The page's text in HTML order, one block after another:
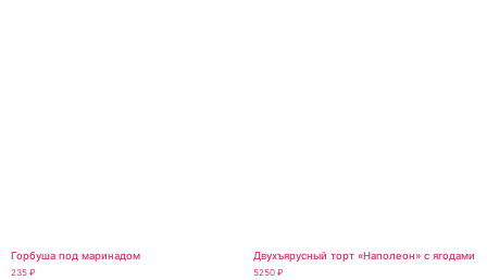
Горбуша под маринадом
235 ₽
Двухъярусный торт «Наполеон» с ягодами
5250 ₽